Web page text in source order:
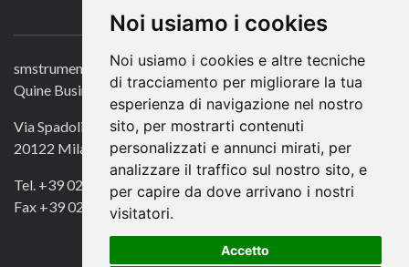
Noi usiamo i cookies
Noi usiamo i cookies e altre tecniche
di tracciamento per migliorare la tua
esperienza di navigazione nel nostro
sito, per mostrarti contenuti
personalizzati e annunci mirati, per
analizzare il traffico sul nostro sito, e
per capire da dove arrivano i nostri
visitatori.
Accetto
CONTATTACI
smstrumentimusicali.it
Quine Business Publisher
Via Spadolini 7
20122 Milano
Tel. +39 02 49756990
Fax +39 02 72016740